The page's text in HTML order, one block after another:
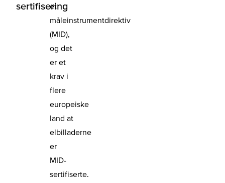
sertifisering
et
måleinstrumentdirektiv
(MID),
og det
er et
krav i
flere
europeiske
land at
elbilladerne
er
MID-
sertifiserte.